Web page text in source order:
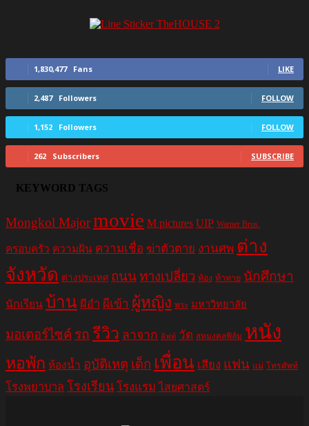
1,830,477 Fans LIKE
2,487 Followers FOLLOW
1,152 Followers FOLLOW
262 Subscribers SUBSCRIBE
KEYWORD TAGS
Mongkol Majormovie M pictures UIP Warner Bros.
ครอบครัว ความฝัน ความเชื่อ ฆ่าตัวตาย งานศพ ต่าง
จังหวัด ต่างประเทศ ถนนทางเปลี่ยว ท้อง ท้าทาย นักศึกษา
นักเรียน บ้าน ผีอำ ผีเข้า ผู้หญิง พระ มหาวิทยาลัย
มอเตอร์ไซค์ รถ รีวิว ลาจาก ลิฟท์ วัด สหมงคลฟิล์ม หนัง
หอพัก ห้องน้ำ อุบัติเหตุ เด็ก เพื่อน เสียง แฟน แม่ โทรศัพท์
โรงพยาบาล โรงเรียน โรงแรม ไสยศาสตร์